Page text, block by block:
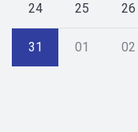
24 25 26
31 01 02